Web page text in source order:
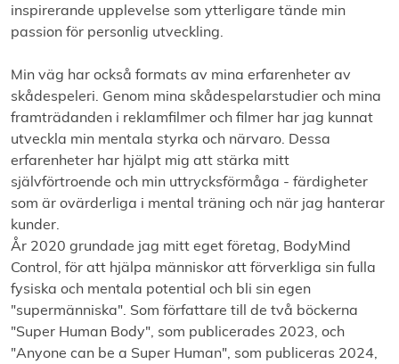
inspirerande upplevelse som ytterligare tände min
passion för personlig utveckling.
Min väg har också formats av mina erfarenheter av
skådespeleri. Genom mina skådespelarstudier och mina
framträdanden i reklamfilmer och filmer har jag kunnat
utveckla min mentala styrka och närvaro. Dessa
erfarenheter har hjälpt mig att stärka mitt
självförtroende och min uttrycksförmåga - färdigheter
som är ovärderliga i mental träning och när jag hanterar
kunder.
År 2020 grundade jag mitt eget företag, BodyMind
Control, för att hjälpa människor att förverkliga sin fulla
fysiska och mentala potential och bli sin egen
"supermänniska". Som författare till de två böckerna
"Super Human Body", som publicerades 2023, och
"Anyone can be a Super Human", som publiceras 2024,